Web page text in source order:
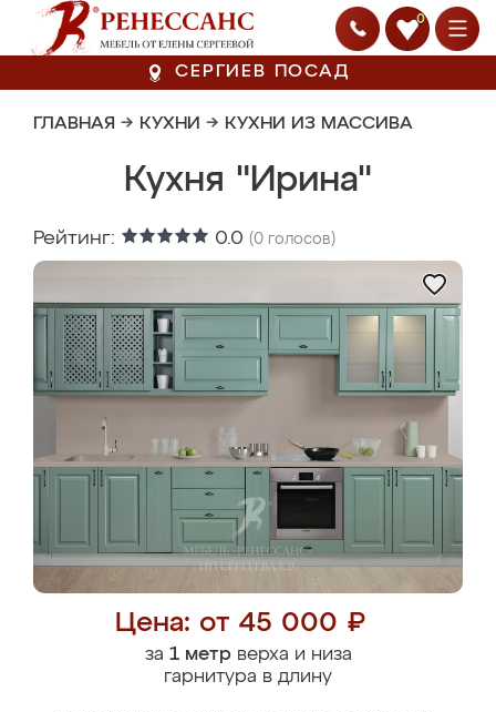
0
СЕРГИЕВ ПОСАД
ГЛАВНАЯ → КУХНИ → КУХНИ ИЗ МАССИВА
Кухня "Ирина"
Рейтинг: 0.0 (0 голосов)
Цена: от 45 000 ₽
за 1 метрверха и низа
гарнитура в длину